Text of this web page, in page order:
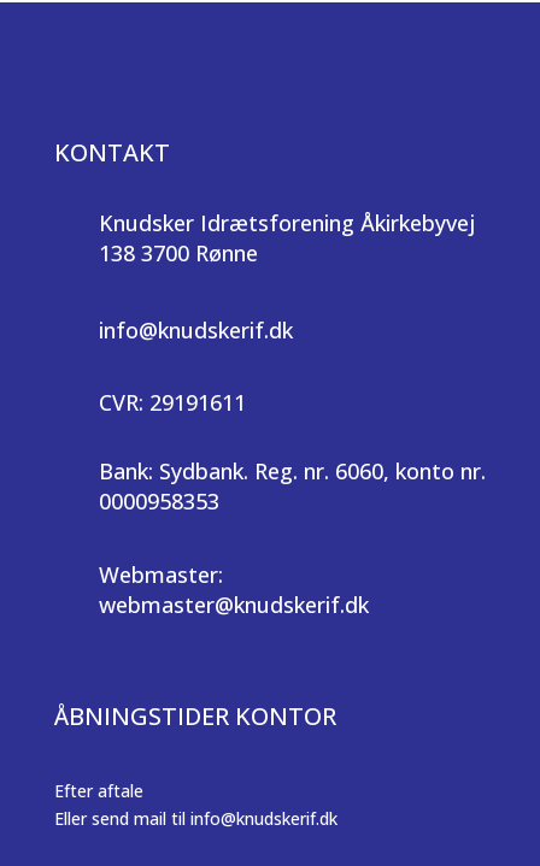
KONTAKT
Knudsker Idrætsforening Åkirkebyvej
138 3700 Rønne
info@knudskerif.dk
CVR: 29191611
Bank: Sydbank. Reg. nr. 6060, konto nr.
0000958353
Webmaster:
webmaster@knudskerif.dk
ÅBNINGSTIDER KONTOR
Efter aftale
Eller send mail til info@knudskerif.dk